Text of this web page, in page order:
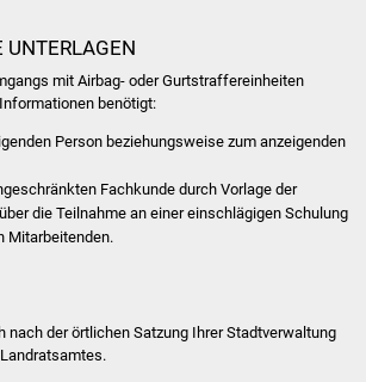
Pflege von Angehörigen
UNTERLAGEN
mit Airbag- oder Gurtstraffereinheiten
benötigt:
Person beziehungsweise zum anzeigenden
Fachkunde durch Vorlage der
die Teilnahme an einer einschlägigen Schulung
Mitarbeitenden.
nach der örtlichen Satzung Ihrer Stadtverwaltung